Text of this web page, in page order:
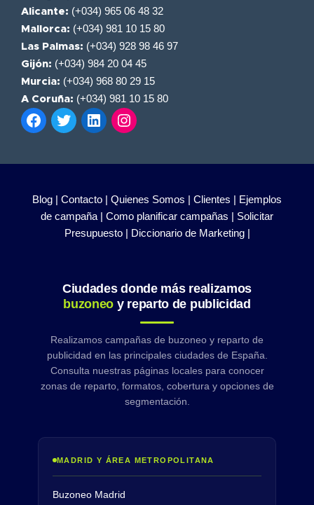
Alicante: (+034) 965 06 48 32
Mallorca: (+034) 981 10 15 80
Las Palmas: (+034) 928 98 46 97
Gijón: (+034) 984 20 04 45
Murcia: (+034) 968 80 29 15
A Coruña: (+034) 981 10 15 80
Blog | Contacto | Quienes Somos | Clientes | Ejemplos
de campaña | Como planificar campañas | Solicitar
Presupuesto | Diccionario de Marketing |
Ciudades donde más realizamos
buzoneo y reparto de publicidad
Realizamos campañas de buzoneo y reparto de
publicidad en las principales ciudades de España.
Consulta nuestras páginas locales para conocer
zonas de reparto, formatos, cobertura y opciones de
segmentación.
MADRID Y ÁREA METROPOLITANA
Buzoneo Madrid